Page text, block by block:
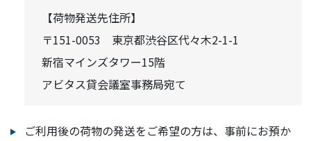
【荷物発送先住所】
〒151-0053 東京都渋谷区代々木2-1-1
新宿マインズタワー15階
アビタス貸会議室事務局宛て
ご利用後の荷物の発送をご希望の方は、事前にお預か